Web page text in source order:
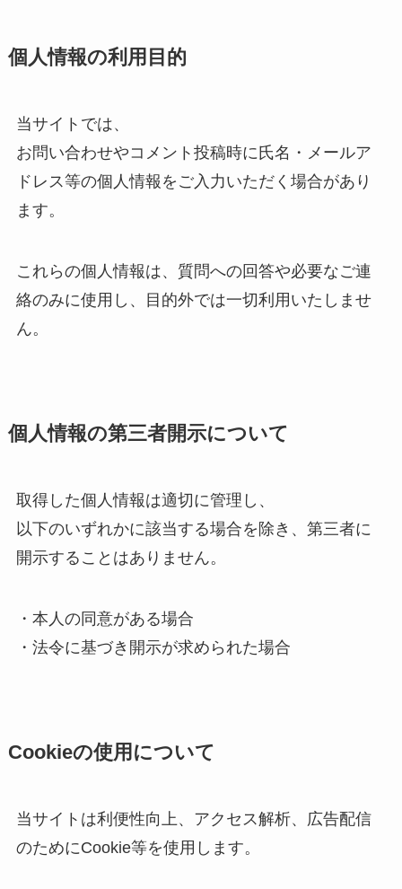
個人情報の利用目的
当サイトでは、
お問い合わせやコメント投稿時に氏名・メールア
ドレス等の個人情報をご入力いただく場合があり
ます。
これらの個人情報は、質問への回答や必要なご連
絡のみに使用し、目的外では一切利用いたしませ
ん。
個人情報の第三者開示について
取得した個人情報は適切に管理し、
以下のいずれかに該当する場合を除き、第三者に
開示することはありません。
・本人の同意がある場合
・法令に基づき開示が求められた場合
Cookieの使用について
当サイトは利便性向上、アクセス解析、広告配信
のためにCookie等を使用します。